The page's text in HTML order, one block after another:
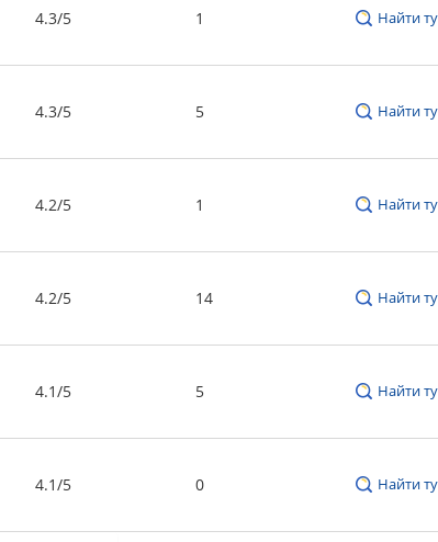
4.3/5 1 Найти
4.3/5 5 Найти
4.2/5 1 Найти
4.2/5 14 Найти
4.1/5 5 Найти
4.1/5 0 Найти